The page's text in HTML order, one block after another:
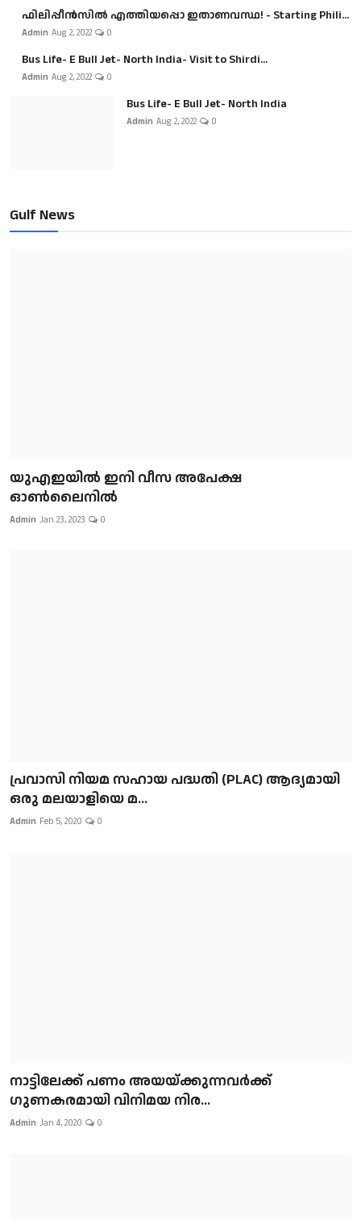
ഫിലിപ്പീൻസിൽ എത്തിയപ്പൊ ഇതാണവസ്ഥ! - Starting Phili...
Admin Aug 2, 2022 0
Bus Life- E Bull Jet- North India- Visit to Shirdi...
Admin Aug 2, 2022 0
Bus Life- E Bull Jet- North India
Admin Aug 2, 2022 0
Gulf News
യുഎഇയിൽ ഇനി വീസ അപേക്ഷ
ഓൺലൈനിൽ
Admin Jan 23, 2023 0
പ്രവാസി നിയമ സഹായ പദ്ധതി (PLAC) ആദ്യമായി
ഒരു മലയാളിയെ മ...
Admin Feb 5, 2020 0
നാട്ടിലേക്ക് പണം അയയ്ക്കുന്നവർക്ക്
ഗുണകരമായി വിനിമയ നിര...
Admin Jan 4, 2020 0